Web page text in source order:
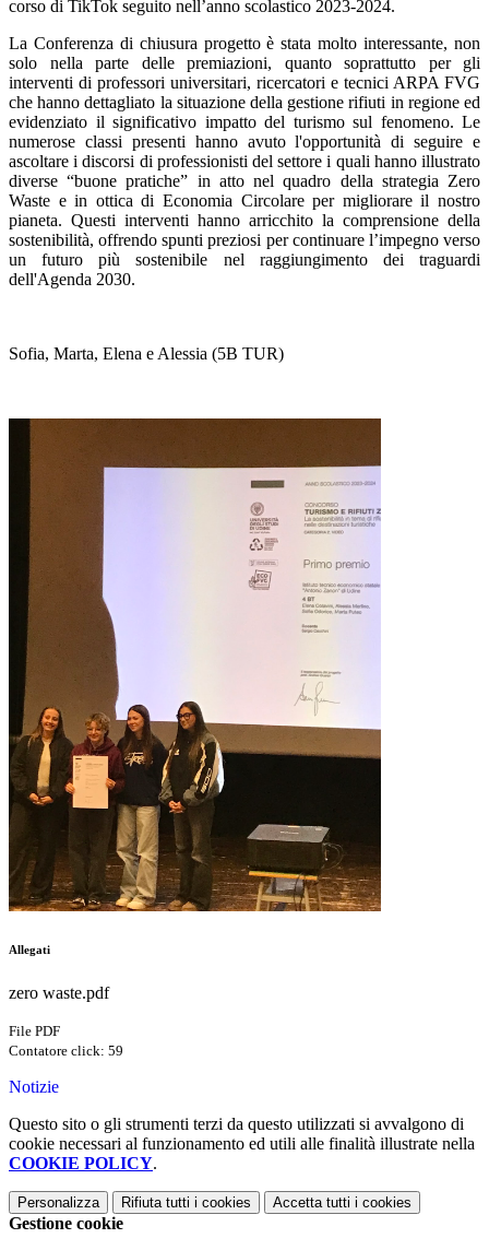
corso di TikTok seguito nell’anno scolastico 2023-2024.
La Conferenza di chiusura progetto è stata molto interessante, non
solo nella parte delle premiazioni, quanto soprattutto per gli
interventi di professori universitari, ricercatori e tecnici ARPA FVG
che hanno dettagliato la situazione della gestione rifiuti in regione ed
evidenziato il significativo impatto del turismo sul fenomeno. Le
numerose classi presenti hanno avuto l'opportunità di seguire e
ascoltare i discorsi di professionisti del settore i quali hanno illustrato
diverse “buone pratiche” in atto nel quadro della strategia Zero
Waste e in ottica di Economia Circolare per migliorare il nostro
pianeta. Questi interventi hanno arricchito la comprensione della
sostenibilità, offrendo spunti preziosi per continuare l’impegno verso
un futuro più sostenibile nel raggiungimento dei traguardi
dell'Agenda 2030.
Sofia, Marta, Elena e Alessia (5B TUR)
Allegati
zero waste.pdf
File PDF
Contatore click: 59
Notizie
Questo sito o gli strumenti terzi da questo utilizzati si avvalgono di
cookie necessari al funzionamento ed utili alle finalità illustrate nella
COOKIE POLICY.
Personalizza Rifiuta tutti i cookies Accetta tutti i cookies
Gestione cookie